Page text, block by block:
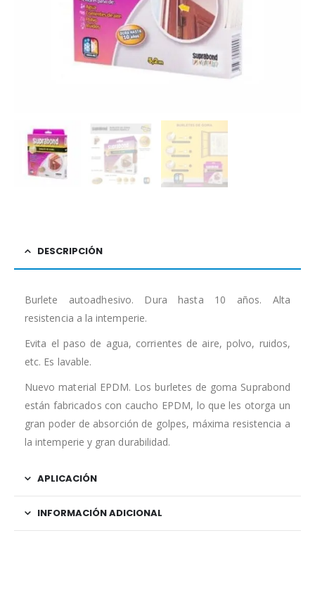
DESCRIPCIÓN
Burlete autoadhesivo. Dura hasta 10 años. Alta
resistencia a la intemperie.
Evita el paso de agua, corrientes de aire, polvo, ruidos,
etc. Es lavable.
Nuevo material EPDM. Los burletes de goma Suprabond
están fabricados con caucho EPDM, lo que les otorga un
gran poder de absorción de golpes, máxima resistencia a
la intemperie y gran durabilidad.
APLICACIÓN
INFORMACIÓN ADICIONAL